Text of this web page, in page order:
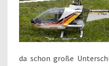
da schon große